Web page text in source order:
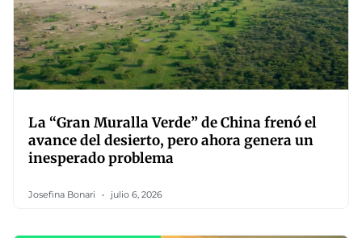
La “Gran Muralla Verde” de China frenó el
avance del desierto, pero ahora genera un
inesperado problema
Josefina Bonari julio 6, 2026